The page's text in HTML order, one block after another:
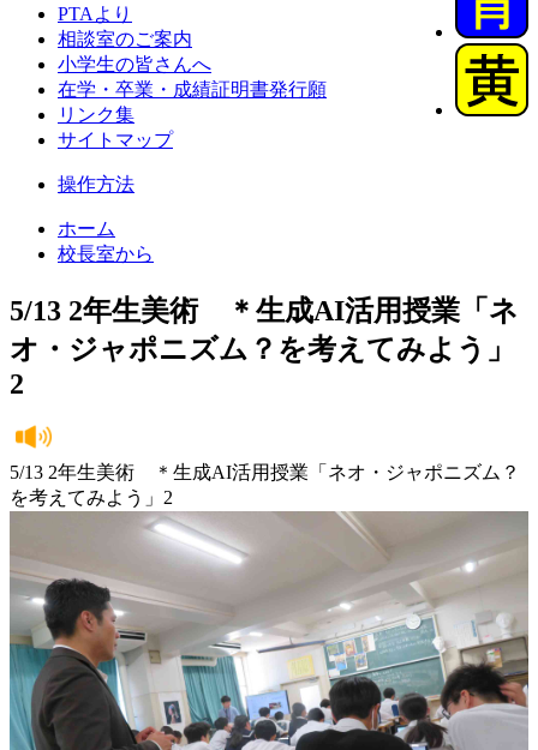
PTAより
相談室のご案内
小学生の皆さんへ
在学・卒業・成績証明書発行願
リンク集
サイトマップ
操作方法
ホーム
校長室から
5/13 2年生美術 ＊生成AI活用授業「ネ
オ・ジャポニズム？を考えてみよう」
2
5/13 2年生美術 ＊生成AI活用授業「ネオ・ジャポニズム？
を考えてみよう」2